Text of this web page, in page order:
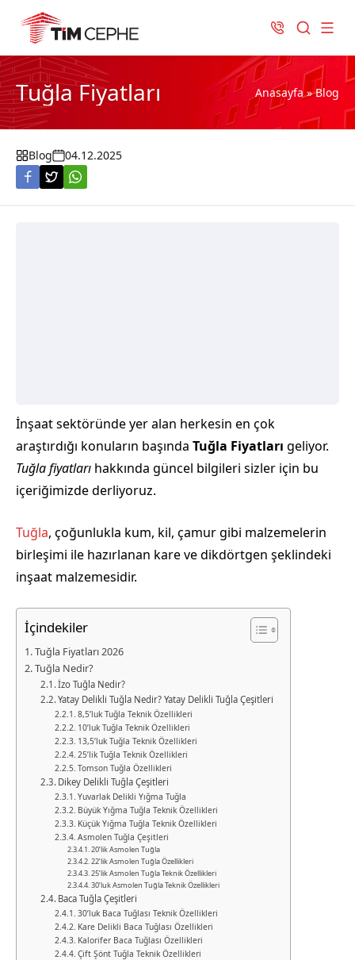
Tuğla Fiyatları Anasayfa»Blog
Blog 04.12.2025
İnşaat sektöründe yer alan herkesin en çok
araştırdığı konuların başında Tuğla Fiyatları geliyor.
Tuğla fiyatları hakkında güncel bilgileri sizler için bu
içeriğimizde derliyoruz.
Tuğla, çoğunlukla kum, kil, çamur gibi malzemelerin
birleşimi ile hazırlanan kare ve dikdörtgen şeklindeki
inşaat malzemesidir.
İçindekiler
Tuğla Fiyatları 2026
Tuğla Nedir?
İzo Tuğla Nedir?
Yatay Delikli Tuğla Nedir? Yatay Delikli Tuğla Çeşitleri
8,5’luk Tuğla Teknik Özellikleri
10’luk Tuğla Teknik Özellikleri
13,5’luk Tuğla Teknik Özellikleri
25’lik Tuğla Teknik Özellikleri
Tomson Tuğla Özellikleri
Dikey Delikli Tuğla Çeşitleri
Yuvarlak Delikli Yığma Tuğla
Büyük Yığma Tuğla Teknik Özellikleri
Küçük Yığma Tuğla Teknik Özellikleri
Asmolen Tuğla Çeşitleri
20’lik Asmolen Tuğla
22’lik Asmolen Tuğla Özellikleri
25’lik Asmolen Tuğla Teknik Özellikleri
30’luk Asmolen Tuğla Teknik Özellikleri
Baca Tuğla Çeşitleri
30’luk Baca Tuğlası Teknik Özellikleri
Kare Delikli Baca Tuğlası Özellikleri
Kalorifer Baca Tuğlası Özellikleri
Çift Şönt Tuğla Teknik Özellikleri